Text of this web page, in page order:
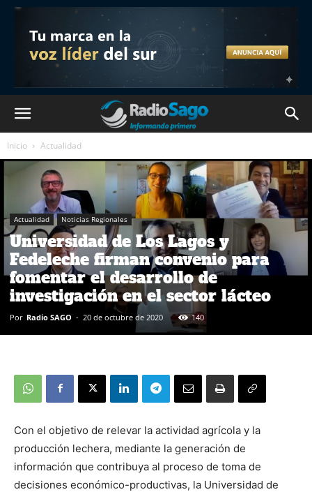
Inicio Actualidad
Actualidad Noticias Regionales
Universidad de Los Lagos y
Fedeleche firman convenio para
fomentar el desarrollo de
investigación en el sector lácteo
Por Radio SAGO - 20 de octubre de 2020 140
Con el objetivo de relevar la actividad agrícola y la
producción lechera, mediante la generación de
información que contribuya al proceso de toma de
decisiones económico-productivas, la Universidad de